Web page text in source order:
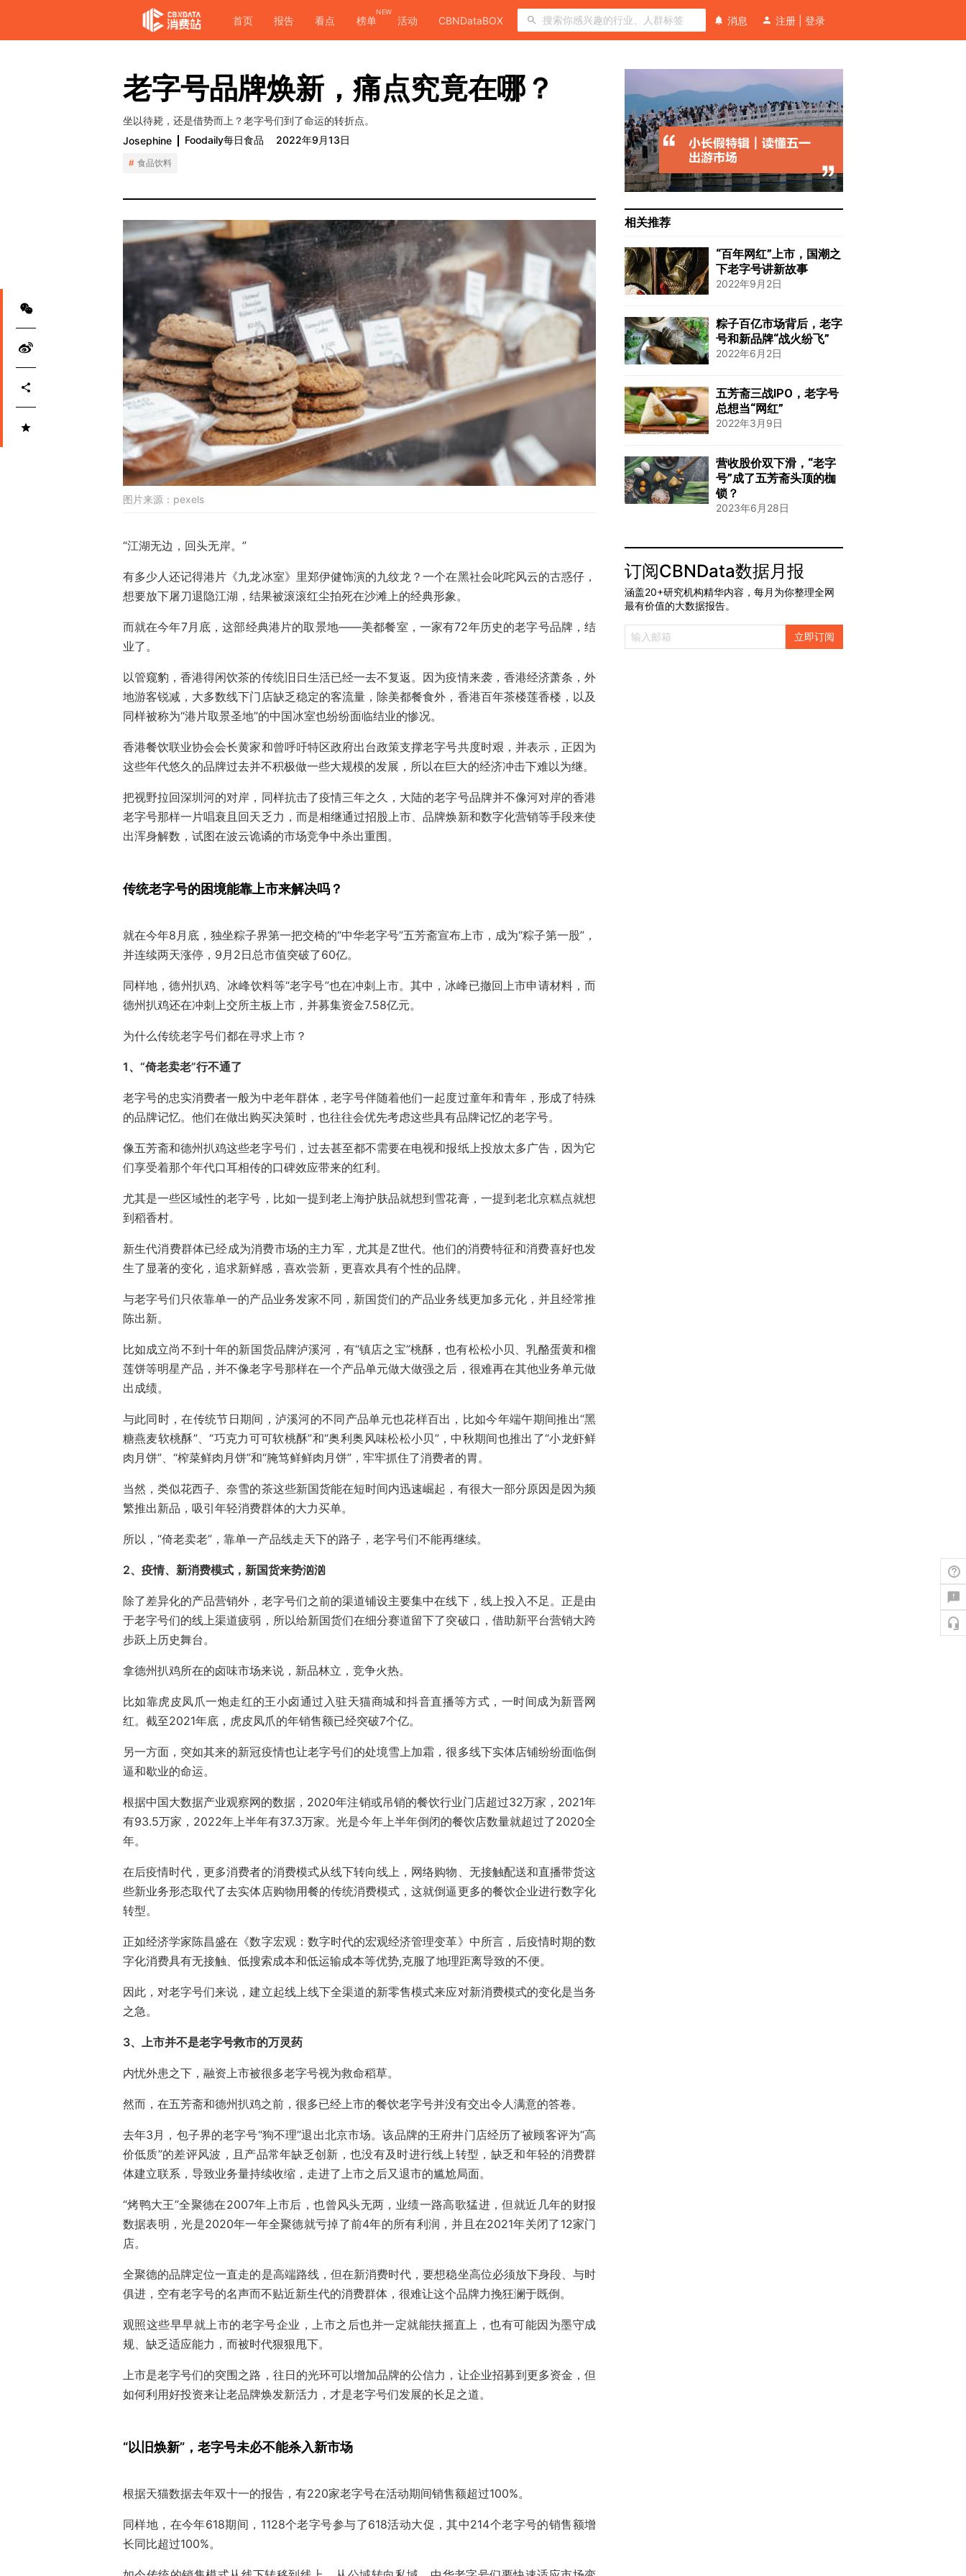
首页 报告 看点 榜单
NEW
活动 CBNDataBOX 消息 注册 登录
老字号品牌焕新，痛点究竟在哪？
坐以待毙，还是借势而上？老字号们到了命运的转折点。
Josephine
Foodaily每日食品 2022年9月13日
食品饮料
图片来源： pexels
“江湖无边，回头无岸。”
有多少人还记得港片《九龙冰室》里郑伊健饰演的九纹龙？一个在黑社会叱咤风云的古惑仔，
想要放下屠刀退隐江湖，结果被滚滚红尘拍死在沙滩上的经典形象。
而就在今年7月底，这部经典港片的取景地——美都餐室，一家有72年历史的老字号品牌，结
业了。
以管窥豹，香港得闲饮茶的传统旧日生活已经一去不复返。因为疫情来袭，香港经济萧条，外
地游客锐减，大多数线下门店缺乏稳定的客流量，除美都餐食外，香港百年茶楼莲香楼，以及
同样被称为“港片取景圣地”的中国冰室也纷纷面临结业的惨况。
香港餐饮联业协会会长黄家和曾呼吁特区政府出台政策支撑老字号共度时艰，并表示，正因为
这些年代悠久的品牌过去并不积极做一些大规模的发展，所以在巨大的经济冲击下难以为继。
把视野拉回深圳河的对岸，同样抗击了疫情三年之久，大陆的老字号品牌并不像河对岸的香港
老字号那样一片唱衰且回天乏力，而是相继通过招股上市、品牌焕新和数字化营销等手段来使
出浑身解数，试图在波云诡谲的市场竞争中杀出重围。
传统老字号的困境能靠上市来解决吗？
就在今年8月底，独坐粽子界第一把交椅的“中华老字号”五芳斋宣布上市，成为“粽子第一股”，
并连续两天涨停，9月2日总市值突破了60亿。
同样地，德州扒鸡、冰峰饮料等“老字号”也在冲刺上市。其中，冰峰已撤回上市申请材料，而
德州扒鸡还在冲刺上交所主板上市，并募集资金7.58亿元。
为什么传统老字号们都在寻求上市？
1、“倚老卖老”行不通了
老字号的忠实消费者一般为中老年群体，老字号伴随着他们一起度过童年和青年，形成了特殊
的品牌记忆。他们在做出购买决策时，也往往会优先考虑这些具有品牌记忆的老字号。
像五芳斋和德州扒鸡这些老字号们，过去甚至都不需要在电视和报纸上投放太多广告，因为它
们享受着那个年代口耳相传的口碑效应带来的红利。
尤其是一些区域性的老字号，比如一提到老上海护肤品就想到雪花膏，一提到老北京糕点就想
到稻香村。
新生代消费群体已经成为消费市场的主力军，尤其是Z世代。他们的消费特征和消费喜好也发
生了显著的变化，追求新鲜感，喜欢尝新，更喜欢具有个性的品牌。
与老字号们只依靠单一的产品业务发家不同，新国货们的产品业务线更加多元化，并且经常推
陈出新。
比如成立尚不到十年的新国货品牌泸溪河，有“镇店之宝”桃酥，也有松松小贝、乳酪蛋黄和榴
莲饼等明星产品，并不像老字号那样在一个产品单元做大做强之后，很难再在其他业务单元做
出成绩。
与此同时，在传统节日期间，泸溪河的不同产品单元也花样百出，比如今年端午期间推出“黑
糖燕麦软桃酥”、“巧克力可可软桃酥”和“奥利奥风味松松小贝”，中秋期间也推出了“小龙虾鲜
肉月饼”、“榨菜鲜肉月饼”和“腌笃鲜鲜肉月饼”，牢牢抓住了消费者的胃。
当然，类似花西子、奈雪的茶这些新国货能在短时间内迅速崛起，有很大一部分原因是因为频
繁推出新品，吸引年轻消费群体的大力买单。
所以，“倚老卖老”，靠单一产品线走天下的路子，老字号们不能再继续。
2、疫情、新消费模式，新国货来势汹汹
除了差异化的产品营销外，老字号们之前的渠道铺设主要集中在线下，线上投入不足。正是由
于老字号们的线上渠道疲弱，所以给新国货们在细分赛道留下了突破口，借助新平台营销大跨
步跃上历史舞台。
拿德州扒鸡所在的卤味市场来说，新品林立，竞争火热。
比如靠虎皮凤爪一炮走红的王小卤通过入驻天猫商城和抖音直播等方式，一时间成为新晋网
红。截至2021年底，虎皮凤爪的年销售额已经突破7个亿。
另一方面，突如其来的新冠疫情也让老字号们的处境雪上加霜，很多线下实体店铺纷纷面临倒
逼和歇业的命运。
根据中国大数据产业观察网的数据，2020年注销或吊销的餐饮行业门店超过32万家，2021年
有93.5万家，2022年上半年有37.3万家。光是今年上半年倒闭的餐饮店数量就超过了2020全
年。
在后疫情时代，更多消费者的消费模式从线下转向线上，网络购物、无接触配送和直播带货这
些新业务形态取代了去实体店购物用餐的传统消费模式，这就倒逼更多的餐饮企业进行数字化
转型。
正如经济学家陈昌盛在《数字宏观：数字时代的宏观经济管理变革》中所言，后疫情时期的数
字化消费具有无接触、低搜索成本和低运输成本等优势,克服了地理距离导致的不便。
因此，对老字号们来说，建立起线上线下全渠道的新零售模式来应对新消费模式的变化是当务
之急。
3、上市并不是老字号救市的万灵药
内忧外患之下，融资上市被很多老字号视为救命稻草。
然而，在五芳斋和德州扒鸡之前，很多已经上市的餐饮老字号并没有交出令人满意的答卷。
去年3月，包子界的老字号“狗不理”退出北京市场。该品牌的王府井门店经历了被顾客评为“高
价低质”的差评风波，且产品常年缺乏创新，也没有及时进行线上转型，缺乏和年轻的消费群
体建立联系，导致业务量持续收缩，走进了上市之后又退市的尴尬局面。
“烤鸭大王”全聚德在2007年上市后，也曾风头无两，业绩一路高歌猛进，但就近几年的财报
数据表明，光是2020年一年全聚德就亏掉了前4年的所有利润，并且在2021年关闭了12家门
店。
全聚德的品牌定位一直走的是高端路线，但在新消费时代，要想稳坐高位必须放下身段、与时
俱进，空有老字号的名声而不贴近新生代的消费群体，很难让这个品牌力挽狂澜于既倒。
观照这些早早就上市的老字号企业，上市之后也并一定就能扶摇直上，也有可能因为墨守成
规、缺乏适应能力，而被时代狠狠甩下。
上市是老字号们的突围之路，往日的光环可以增加品牌的公信力，让企业招募到更多资金，但
如何利用好投资来让老品牌焕发新活力，才是老字号们发展的长足之道。
“以旧焕新”，老字号未必不能杀入新市场
根据天猫数据去年双十一的报告，有220家老字号在活动期间销售额超过100%。
同样地，在今年618期间，1128个老字号参与了618活动大促，其中214个老字号的销售额增
长同比超过100%。
相关推荐
“百年网红”上市，国潮之
下老字号讲新故事
2022年9月2日
粽子百亿市场背后，老字
号和新品牌“战火纷飞”
2022年6月2日
五芳斋三战IPO，老字号
总想当“网红”
2022年3月9日
营收股价双下滑，“老字
号”成了五芳斋头顶的枷
锁？
2023年6月28日
订阅CBNData数据月报
涵盖20+研究机构精华内容，每月为你整理全网
最有价值的大数据报告。
立即订阅